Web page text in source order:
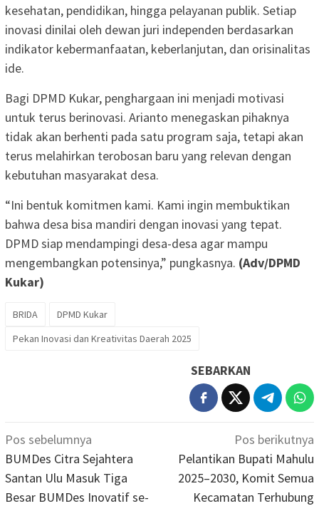
kesehatan, pendidikan, hingga pelayanan publik. Setiap
inovasi dinilai oleh dewan juri independen berdasarkan
indikator kebermanfaatan, keberlanjutan, dan orisinalitas
ide.
Bagi DPMD Kukar, penghargaan ini menjadi motivasi
untuk terus berinovasi. Arianto menegaskan pihaknya
tidak akan berhenti pada satu program saja, tetapi akan
terus melahirkan terobosan baru yang relevan dengan
kebutuhan masyarakat desa.
“Ini bentuk komitmen kami. Kami ingin membuktikan
bahwa desa bisa mandiri dengan inovasi yang tepat.
DPMD siap mendampingi desa-desa agar mampu
mengembangkan potensinya,” pungkasnya. (Adv/DPMD
Kukar)
BRIDA
DPMD Kukar
Pekan Inovasi dan Kreativitas Daerah 2025
SEBARKAN
Navigasi
pos
Pos sebelumnya
BUMDes Citra Sejahtera
Santan Ulu Masuk Tiga
Besar BUMDes Inovatif se-
Pos berikutnya
Pelantikan Bupati Mahulu
2025–2030, Komit Semua
Kecamatan Terhubung